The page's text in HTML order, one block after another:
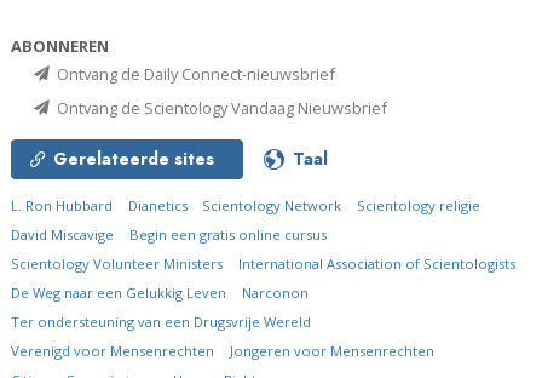
ABONNEREN
Ontvang de Daily Connect-nieuwsbrief
Ontvang de Scientology Vandaag Nieuwsbrief
Gerelateerde sites Taal
L. Ron Hubbard Dianetics Scientology Network
Scientology religie
David Miscavige
Begin een gratis online cursus
Scientology Volunteer Ministers
International Association of Scientologists
De Weg naar een Gelukkig Leven
Narconon
Ter ondersteuning van een Drugsvrije Wereld
Verenigd voor Mensenrechten
Jongeren voor Mensenrechten